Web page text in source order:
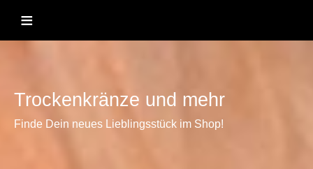
content
≡
Trockenkränze und mehr
Finde Dein neues Lieblingsstück im Shop!